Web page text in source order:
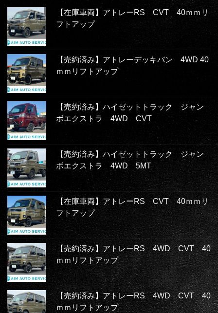
【在庫車両】アトレーRS CVT 40ｍｍリ
フトアップ
【売約済み】アトレーデッキバン 4WD 40
ｍｍリフトアップ
【売約済み】ハイゼットトラック ジャン
ボエクストラ 4WD CVT
【売約済み】ハイゼットトラック ジャン
ボエクストラ 4WD 5MT
【在庫車両】アトレーRS CVT 40ｍｍリ
フトアップ
【売約済み】アトレーRS 4WD CVT 40
ｍｍリフトアップ
【売約済み】アトレーRS 4WD CVT 40
ｍｍリフトアップ